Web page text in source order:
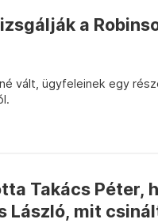
a
vált, ügyfeleinek egy
Takács Péter,
László, mit